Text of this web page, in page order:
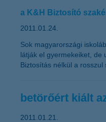
a K&H Biztosító
2011.01.24.
Sok magyarországi
látják el gyermekeiket, de
Biztosítás nélkül a rosszul
betörőért kiált
2011.01.21.